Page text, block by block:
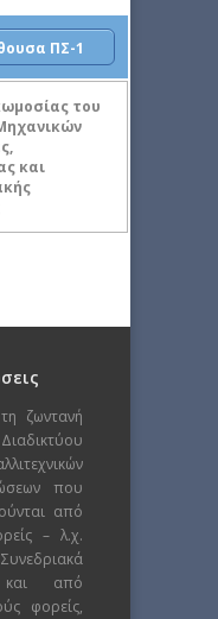
ΠΣ-1
του
και
ζωντανή
που
από
– λ.χ.
από
φορείς,